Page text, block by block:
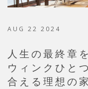
AUG 22 2024
人生の最終章
ウィンクひと
合える理想の